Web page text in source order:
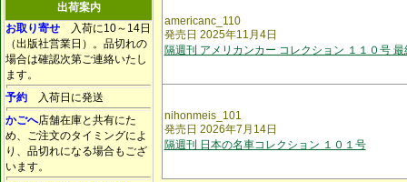
出荷案内
お取り寄せ 入荷に10～14日
（出版社営業日）。品切れの
場合は確認次第ご連絡いたし
ます。
予約 入荷日に発送
かごへ店舗在庫と共有にた
め、ご注文のタイミングによ
り、品切れになる場合もござ
います。
americanc_110
発売日 2025年11月4日
隔週刊 アメリカンカー コレクション １１０号 最
nihonmeis_101
発売日 2026年7月14日
隔週刊 日本の名車コレクション １０１号